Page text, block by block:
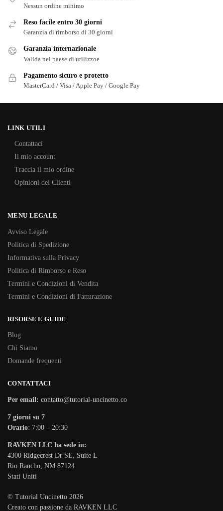
Nessun ordine minimo
Reso facile entro 30 giorni
Garanzia di rimborso di 30 giorni
Garanzia internazionale
Valida nel paese di utilizzoe
Pagamento sicuro e protetto
MasterCard / Visa / Apple Pay / Google Pay
LINK UTILI
Contattaci
Il mio account
Traccia il mio ordine
Opinioni dei Clienti
MENU LEGALE
Avviso Legale
Politica di Spedizione
Informativa sulla Privacy
Politica di Rimborso e Reso
Termini e Condizioni di Vendita
Termini e Condizioni di Fatturazione
RISORSE E GUIDE
Blog
Chi Siamo
Domande frequenti
CONTATTACI
Per email: contatto@tutorial-uncinetto.co
7 giorni su 7
Orario: 7:00 – 20:30
RAVKEN LLC ha sede in:
4300 Ridgecrest Dr SE, Suite L
Rio Rancho, NM 87124
Stati Uniti
© Tutorial Uncinetto 2026
Creato con passione da RAVKEN LLC